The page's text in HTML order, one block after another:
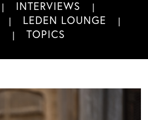
INTERVIEWS
LEDEN LOUNGE
TOPICS